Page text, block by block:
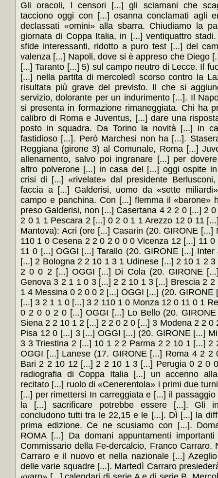
Gli oracoli, l censori [...] gli sciamani che
tacciono oggi con [...] osanna conclamati agli
declassati «omini» alla sbarra. Chiudiamo la
giornata di Coppa Italia, in [...] ventiquattro
sfide interessanti, ridotto a puro test [...] del
valenza [...] Napoli, dove si è appreso che Diego
[...] Taranto [...] 5) sul campo neutro di Lecce. Il
[...] nella partita di mercoledì scorso contro la
risultata più grave del previsto. Il che si
servizio, dolorante per un indurimento [...]. Il
si presenta in formazione rimaneggiata. Chi ha
calibro di Roma e Juventus, [...] dare una
posto in squadra. Da Torino la novità [...] in
fastidioso [...]. Però Marchesi non ha [...].
Reggiana (girone 3) al Comunale, Roma [...]
allenamento, salvo poi ingranare [...] per
altro polverone [...] in casa del [...] oggi ospite
crisi di [...] «rivelate» dal presidente
faccia a [...] Galderisi, uomo da «sette
campo e panchina. Con [...] flemma il «barone»
preso Galderisi, non [...] Casertana 4 2 2 0 [...] 2
2 0 1 1 Pescara 2 [...] 0 2 0 1 1 Arezzo 12 0 11
Mantova): Acri (ore [...] Casarin (20. GIRONE
110 1 0 Cesena 2 2 0 2 0 0 0 Vicenza 12 [...] 11
11 0 [...] OGGI [...] Tarallo (20. GIRONE [...]
[...] 2 Bologna 2 2 10 1 3 1 Udinese [...] 2 10 1 2
2 0 0 2 [...] OGGI [...] Di Cola (20. GIRONE
Genova 3 2 1 1 0 3 [...] 2 2 10 1 3 [...] Brescia 2
1 4 Messina 0 2 0 0 2 [...] OGGI [...] (20. GIRONE
[...] 3 2 1 1 0 [...] 3 2 110 1 0 Monza 12 0 11 0 1
0 2 0 0 2 0 [...] OGGI [...] Lo Bello (20.
Siena 2 2 10 1 2 [...] 2 2 0 2 0 [...] 3 Modena 2 2 0
Pisa 12 0 [...] 3 [...] OGGI [...] (20. GIRONE [...]
3 3 Triestina 2 [...] 10 1 2 2 Parma 2 2 10 1 [...]
OGGI [...] Lanese (17. GIRONE [...] Roma 4 2
Bari 2 2 10 12 [...] 2 2 10 1 3 [...] Perugia 0 2 0
radiografia di Coppa Italia [...] un accenno
recitato [...] ruolo di «Cenerentola» i primi due
[...] per rimettersi In carreggiata e [...] il
la [...] sacrificare potrebbe essere [...]. Gli
concludono tutti tra le 22,15 e le [...]. Dì [...] la
prima edizione. Ce ne scusiamo con [...].
ROMA [...] Da domani appuntamenti
Commissario della Fe-dercalcio, Franco Carraro.
Carraro e il nuovo et nella nazionale [...]
delle varie squadre [...]. Martedì Carraro